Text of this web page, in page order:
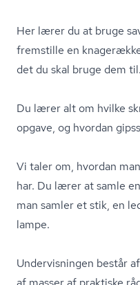
Her lærer du at bruge
fremstille en
det du skal bruge dem til.
Du lærer alt om hvilke
opgave, og hvordan
Vi taler om, hvordan
har. Du lærer at samle
man samler et stik, en
lampe.
Undervisningen består